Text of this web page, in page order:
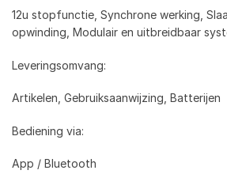
12u stopfunctie, Synchrone werking,
opwinding, Modulair en uitbreidbaar
Leveringsomvang:
Artikelen, Gebruiksaanwijzing, Batterijen
Bediening via:
App / Bluetooth